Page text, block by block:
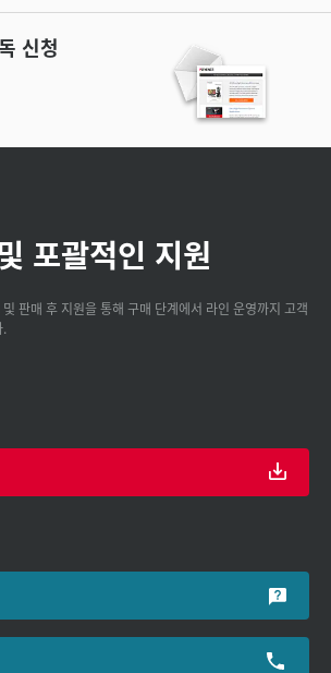
신청
포괄적인 지원
판매 후 지원을 통해 구매 단계에서 라인 운영까지 고객